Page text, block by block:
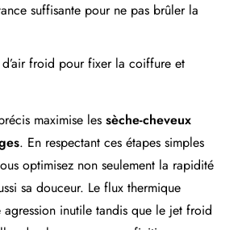
suffisante pour ne pas brûler la
d’air froid pour fixer la coiffure et
maximise les sèche-cheveux
. En respectant ces étapes simples
optimisez non seulement la rapidité
sa douceur. Le flux thermique
inutile tandis que le jet froid